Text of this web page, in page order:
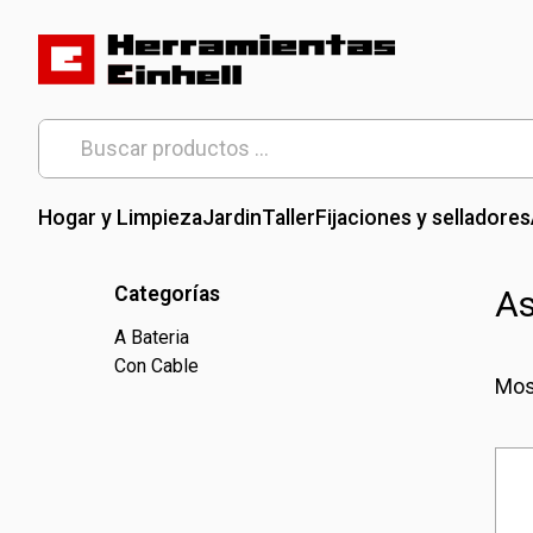
content
Herramientas Einhell
Distribuidor Oficial
Buscar
por:
Hogar y LimpiezaJardinTallerFijaciones y selladores
Categorías
A Bateria
Con Cable